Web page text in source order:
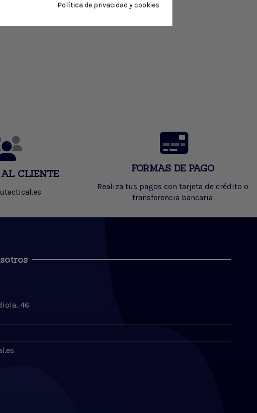
CLIENTE FORMAS DE PAGO
Realiza tus pagos con tarjeta de crédito o
transferencia bancaria
46
Política de privacidad y cookies